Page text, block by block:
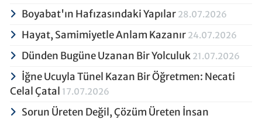
Boyabat'ın Hafızasındaki Yapılar 28.07.2026
Hayat, Samimiyetle Anlam Kazanır 24.07.2026
Dünden Bugüne Uzanan Bir Yolculuk 21.07.2026
İğne Ucuyla Tünel Kazan Bir Öğretmen: Necati
Celal Çatal 17.07.2026
Sorun Üreten Değil, Çözüm Üreten İnsan